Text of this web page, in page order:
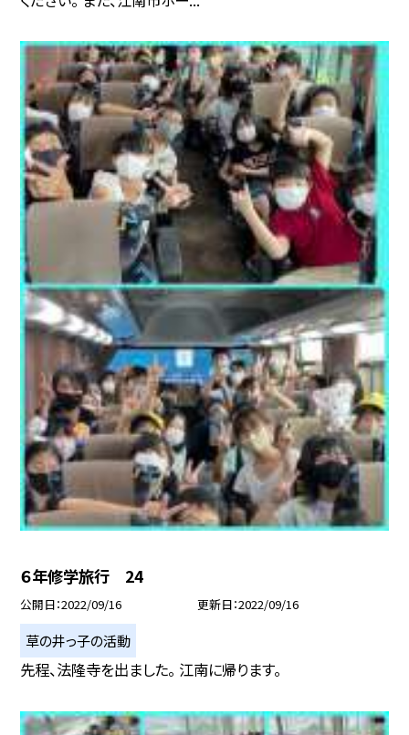
６年修学旅行 24
公開日 2022/09/16 更新日 2022/09/16
草の井っ子の活動
先程、法隆寺を出ました。 江南に帰ります。